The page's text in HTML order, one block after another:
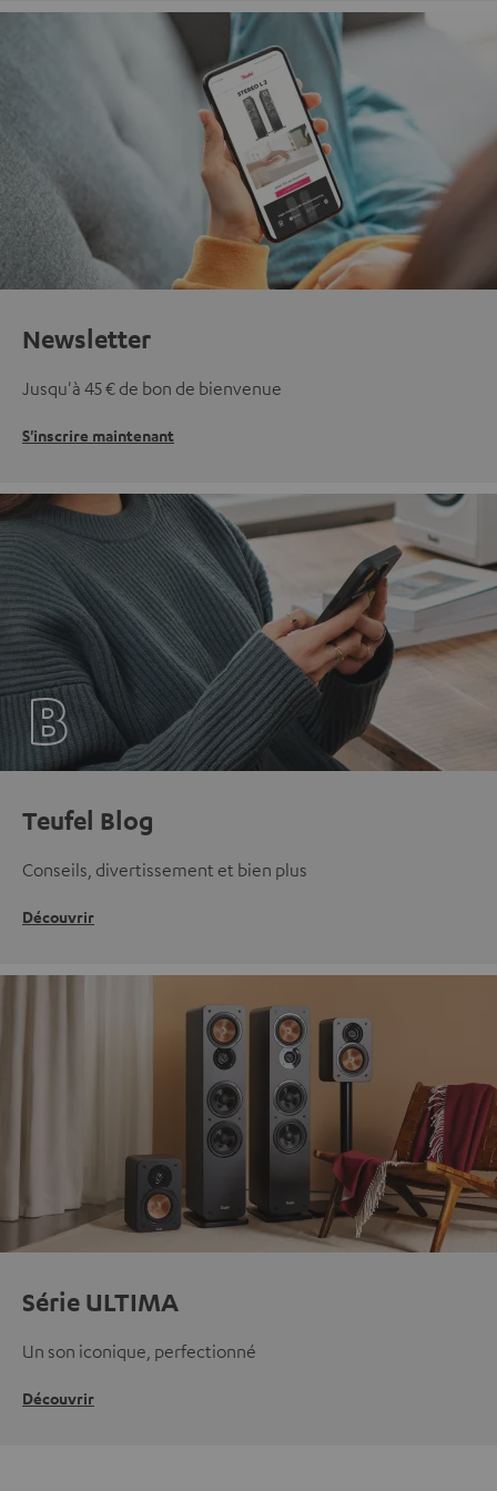
Newsletter
Jusqu'à 45 € de bon de bienvenue
S'inscrire maintenant
Teufel Blog
Conseils, divertissement et bien plus
Découvrir
Série ULTIMA
Un son iconique, perfectionné
Découvrir